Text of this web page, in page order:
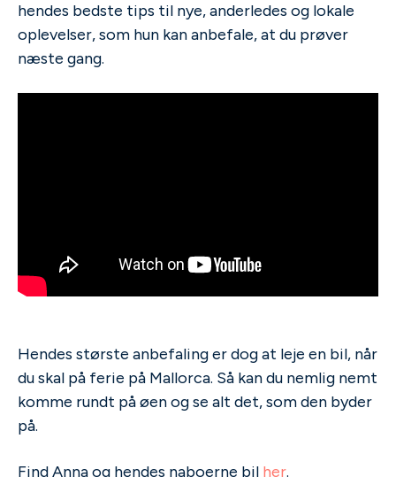
hendes bedste tips til nye, anderledes og lokale
oplevelser, som hun kan anbefale, at du prøver
næste gang.
Hendes største anbefaling er dog at leje en bil, når
du skal på ferie på Mallorca. Så kan du nemlig nemt
komme rundt på øen og se alt det, som den byder
på.
Find Anna og hendes naboerne bil her.